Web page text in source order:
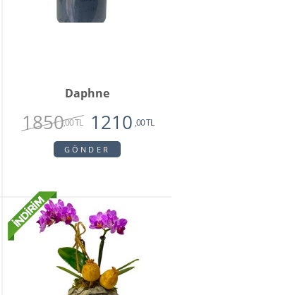
Daphne
1850,00 TL 1210 ,00 TL
GÖNDER